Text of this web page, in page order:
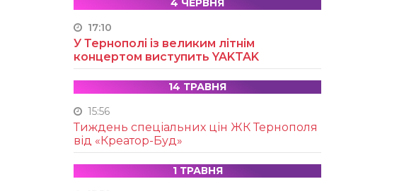
4 ЧЕРВНЯ
17:10
У Тернополі із великим літнім
концертом виступить YAKTAK
14 ТРАВНЯ
15:56
Тиждень спеціальних цін ЖК Тернополя
від «Креатор-Буд»
1 ТРАВНЯ